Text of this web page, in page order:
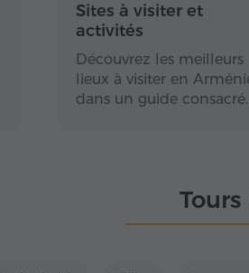
Sites à visiter et
activités
Découvrez les meilleurs
lieux à visiter en
dans un guide